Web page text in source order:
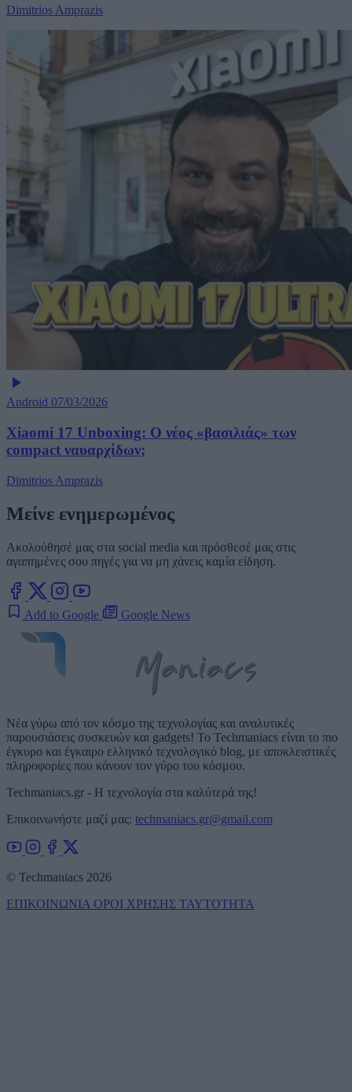
Dimitrios Amprazis
Android 07/03/2026
Xiaomi 17 Unboxing: Ο νέος «βασιλιάς» των
compact ναυαρχίδων;
Dimitrios Amprazis
Μείνε ενημερωμένος
Ακολούθησέ μας στα social media και πρόσθεσέ μας στις
αγαπημένες σου πηγές για να μη χάνεις καμία είδηση.
Add to Google Google News
Νέα γύρω από τον κόσμο της τεχνολογίας και αναλυτικές
παρουσιάσεις συσκευών και gadgets! Το Techmaniacs είναι το πιο
έγκυρο και έγκαιρο ελληνικό τεχνολογικό blog, με αποκλειστικές
πληροφορίες που κάνουν τον γύρο του κόσμου.
Techmaniacs.gr - Η τεχνολογία στα καλύτερά της!
Επικοινωνήστε μαζί μας: techmaniacs.gr@gmail.com
© Techmaniacs 2026
ΕΠΙΚΟΙΝΩΝΙΑ ΟΡΟΙ ΧΡΗΣΗΣ ΤΑΥΤΟΤΗΤΑ